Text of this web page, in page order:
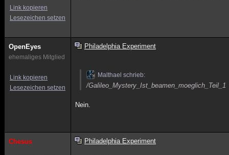
Link kopieren
Lesezeichen setzen
OpenEyes
ehemaliges Mitglied
Link kopieren
Lesezeichen setzen
Philadelphia Experiment
Malthael schrieb:
/Galileo_Mystery_Ist_beamen_moeglich_Teil_1
Nein.
Chesus Philadelphia Experiment